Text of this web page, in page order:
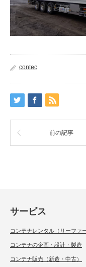
contec
前の記事
サービス
コンテナレンタル（リーファ
コンテナの企画・設計・製造
コンテナ販売（新造・中古）